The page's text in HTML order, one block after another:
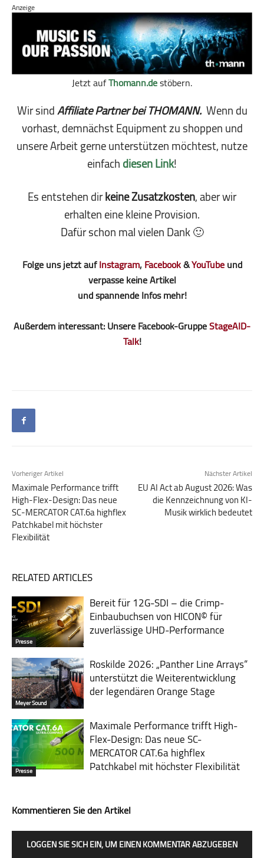
Anzeige
Jetzt aufThomann.destöbern.
Wir sindAffiliate Partner bei THOMANN.Wenn du
vorhast, demnächst Equipment zu shoppen und
unsere Arbeit gerne unterstützen möchtest, nutze
einfachdiesen Link!
Es entstehen dirkeine Zusatzkosten, aber wir
erhalten eine kleine Pro­vi­sion.
Dafür schon mal vielen Dank 🙂
Folge uns jetzt aufInstagram,Facebook&YouTubeund
verpasse keine Artikel
und spannende Infos mehr!
Außerdem interessant: Unsere Facebook-GruppeStageAID-
Talk!
Vorheriger Artikel
Maximale Performance trifft
High-Flex-Design: Das neue
SC-MERCATOR CAT.6a highflex
Patchkabel mit höchster
Flexibilität
Nächster Artikel
EU AI Act ab August 2026: Was
die Kenn­zeich­nung von KI-
Musik wirklich bedeutet
RELATED ARTICLES
Presse
Bereit für 12G-SDI – die Crimp-
Einbaubuchsen von HICON© für
zuverlässige UHD-Performance
Meyer Sound
Roskilde 2026: „Panther Line Arrays“
unterstützt die Weiterentwicklung
der legendären Orange Stage
Presse
Maximale Performance trifft High-
Flex-Design: Das neue SC-
MERCATOR CAT.6a highflex
Patchkabel mit höchster Flexibilität
Kommentieren Sie den Artikel
LOGGEN SIE SICH EIN, UM EINEN KOMMENTAR ABZUGEBEN